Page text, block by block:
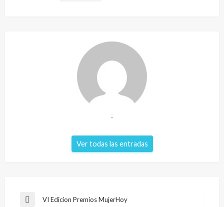
-
Ver todas las entradas
VI Edicion Premios MujerHoy